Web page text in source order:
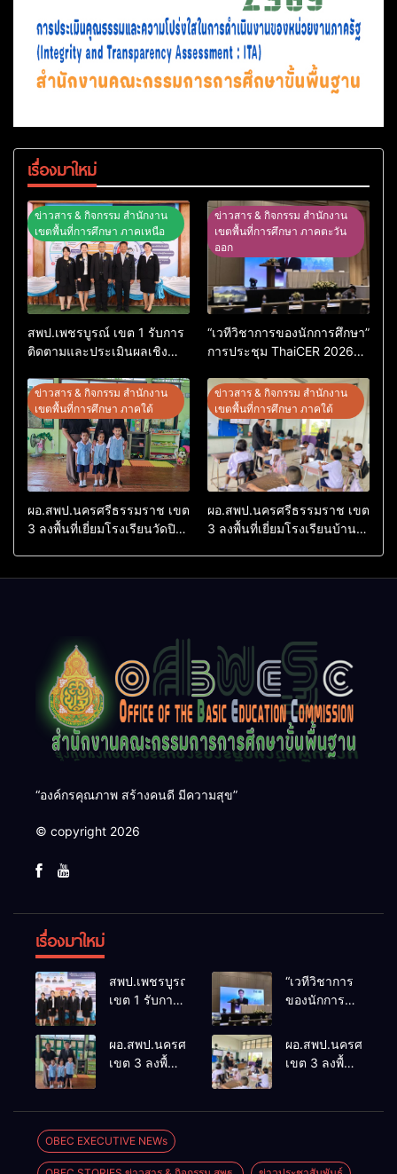
เรื่องมาใหม่
ข่าวสาร & กิจกรรม สำนักงาน
เขตพื้นที่การศึกษา ภาคเหนือ
สพป.เพชรบูรณ์ เขต 1 รับการ
ติดตามและประเมินผลเชิง
ต้นแบบ” ระดับประเทศ รุ่นที่ 3
ประจำปีงบประมาณ พ.ศ.
2569
ข่าวสาร & กิจกรรม สำนักงาน
เขตพื้นที่การศึกษา ภาคตะวัน
ออก
“เวทีวิชาการของนักการศึกษา”
การประชุม ThaiCER 2026
Conference on Education
Research (ThaiCER) 2026
ข่าวสาร & กิจกรรม สำนักงาน
เขตพื้นที่การศึกษา ภาคใต้
ผอ.สพป.นครศรีธรรมราช เขต
3 ลงพื้นที่เยี่ยมโรงเรียนวัดปิยา
ข่าวสาร & กิจกรรม สำนักงาน
เขตพื้นที่การศึกษา ภาคใต้
ผอ.สพป.นครศรีธรรมราช เขต
3 ลงพื้นที่เยี่ยมโรงเรียนบ้าน
“องค์กรคุณภาพ สร้างคนดี มีความสุข”
© copyright 2026
เรื่องมาใหม่
สพป.เพชรบูรณ์
เขต 1 รับการ
ประเมินผล
เชิงประจักษ์
ต้นแบบ”
ระดับประเทศ
รุ่นที่ 3 ประจำ
ปีงบประมาณ
“เวทีวิชาการ
ของนักการ
ThaiCER
International
Research
ผอ.สพป.นครศรีธรรมราช
เขต 3 ลงพื้นที่
ปากพนัง
ผอ.สพป.นครศรีธรร
เขต 3 ลงพื้นที่
OBEC EXECUTIVE NEWs